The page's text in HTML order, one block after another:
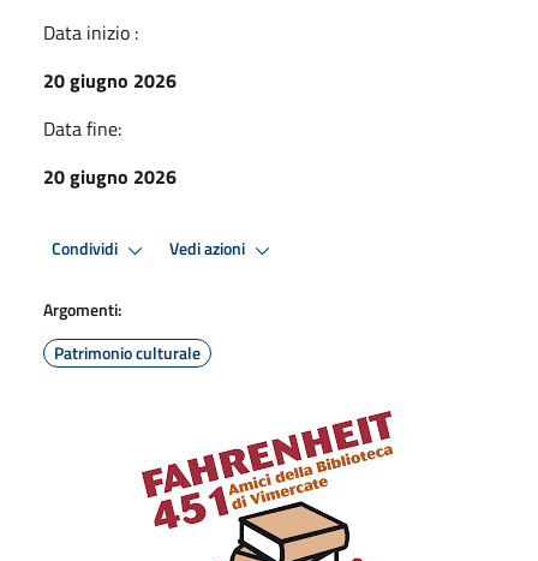
Data inizio :
20 giugno 2026
Data fine:
20 giugno 2026
Condividi Vedi azioni
Argomenti:
Patrimonio culturale